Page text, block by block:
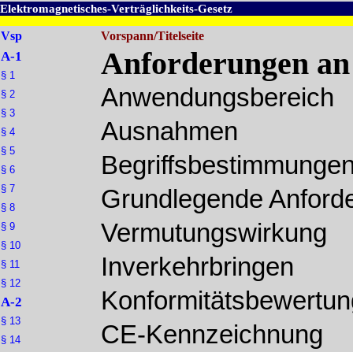
Elektromagnetisches-Verträglichkeits-Gesetz
Vsp Vorspann/Titelseite
A-1
§ 1
§ 2
§ 3
§ 4
§ 5
§ 6
§ 7
§ 8
§ 9
§ 10
§ 11
§ 12
A-2
§ 13
§ 14
Anforderungen
Anwendungsbereich
Ausnahmen
Grundlegende
Vermutungswirkung
Inverkehrbringen
CE-Kennzeichnung